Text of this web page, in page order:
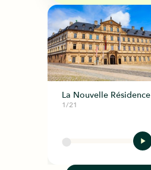
La Nouvelle Résidence
1/21